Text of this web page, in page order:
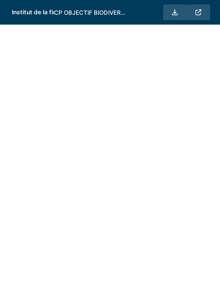
Institut de la finance durable CP OBJECTIF BIODIVERSITE GERANT NON COTE 08092025